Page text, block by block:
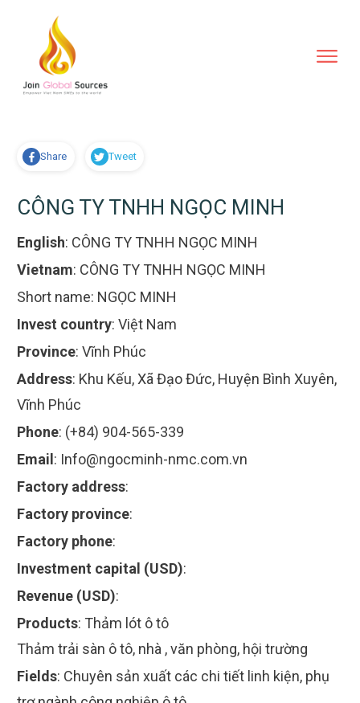
Share Tweet
CÔNG TY TNHH NGỌC MINH
English: CÔNG TY TNHH NGỌC MINH
Vietnam: CÔNG TY TNHH NGỌC MINH
Short name: NGỌC MINH
Invest country: Việt Nam
Province: Vĩnh Phúc
Address: Khu Kếu, Xã Đạo Đức, Huyện Bình Xuyên,
Vĩnh Phúc
Phone: (+84) 904-565-339
Email : Info@ngocminh-nmc.com.vn
Factory address:
Factory province:
Factory phone:
Investment capital (USD):
Revenue (USD):
Products: Thảm lót ô tô
Thảm trải sàn ô tô, nhà , văn phòng, hội trường
Fields: Chuyên sản xuất các chi tiết linh kiện, phụ